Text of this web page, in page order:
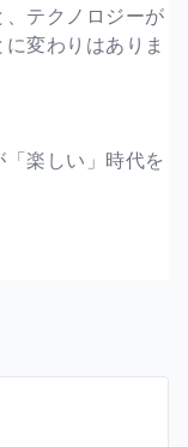
テクノロジーが
変わりはありま
楽しい」時代を